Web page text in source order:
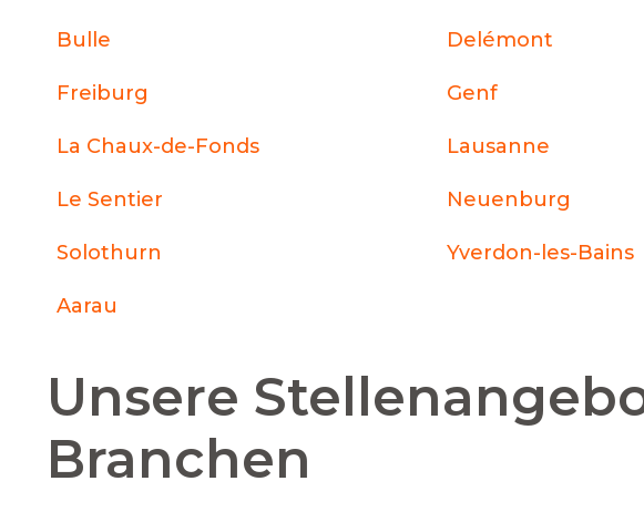
Bulle Delémont
Freiburg Genf
La Chaux-de-Fonds Lausanne
Le Sentier Neuenburg
Solothurn Yverdon-les-Bains
Aarau
Unsere
Branchen